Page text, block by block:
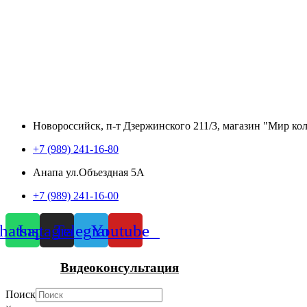
Новороссийск, п-т Дзержинского 211/3, магазин "Мир
+7 (989) 241-16-80
Анапа ул.Объездная 5А
+7 (989) 241-16-00
InstagramTelegramYoutube
Видеоконсультация
Поиск